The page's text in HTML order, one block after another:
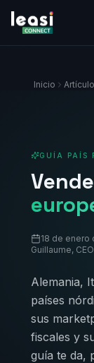
Inicio
GUÍA PAÍS
18 de enero
Guillaume,
Alemania,
países
sus
fiscales y
guía te da,